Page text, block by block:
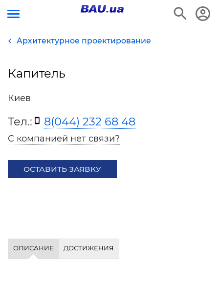
Архитектурное проектирование
Капитель
Киев
Тел.: 8(044) 232 68 48
С компанией нет связи?
ОСТАВИТЬ ЗАЯВКУ
ОПИСАНИЕ ДОСТИЖЕНИЯ